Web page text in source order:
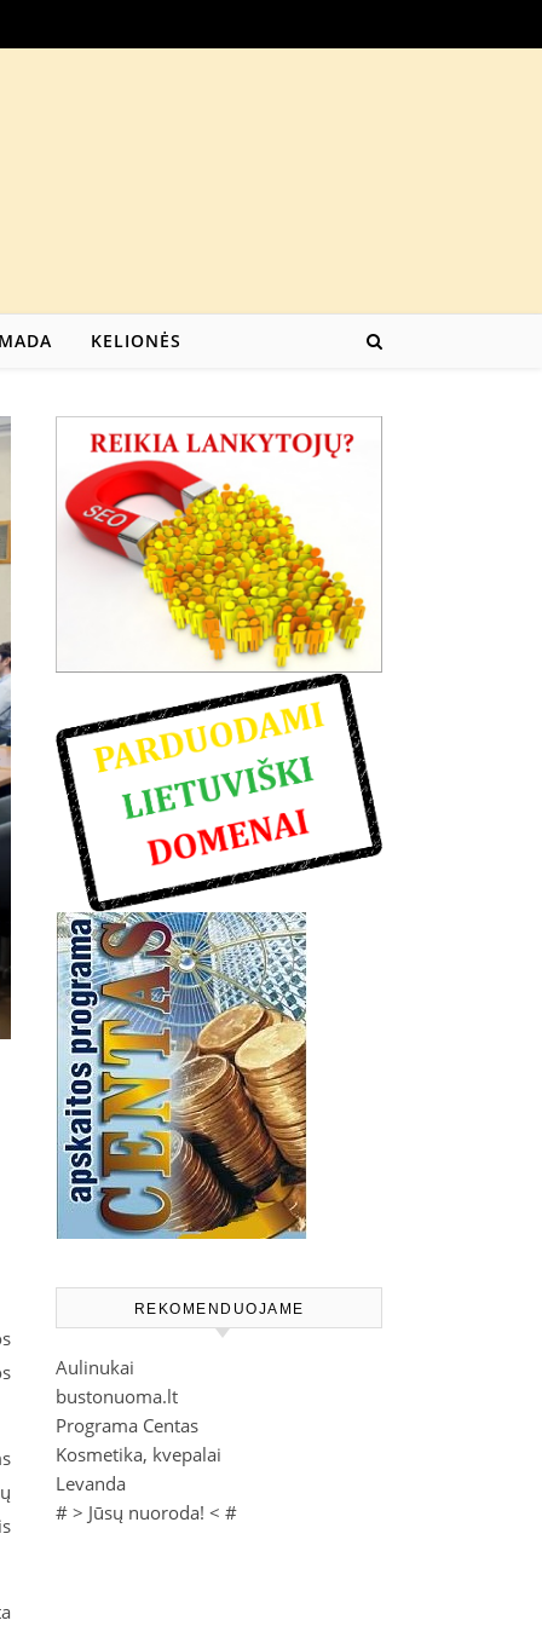
MADA KELIONĖS
REKOMENDUOJAME
Aulinukai
bustonuoma.lt
Programa Centas
Kosmetika, kvepalai
Levanda
# > Jūsų nuoroda! < #